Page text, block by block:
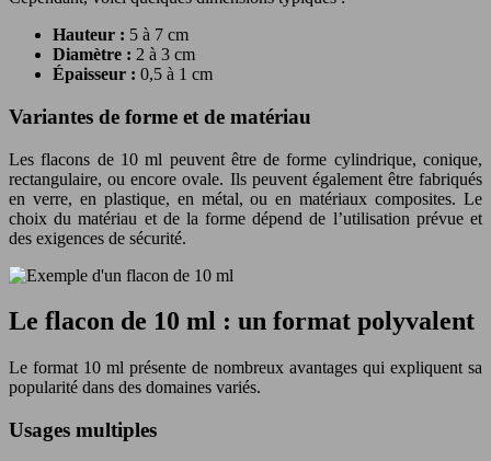
Hauteur : 5 à 7 cm
Diamètre : 2 à 3 cm
Épaisseur : 0,5 à 1 cm
Variantes de forme et de matériau
Les flacons de 10 ml peuvent être de forme cylindrique, conique,
rectangulaire, ou encore ovale. Ils peuvent également être fabriqués
en verre, en plastique, en métal, ou en matériaux composites. Le
choix du matériau et de la forme dépend de l’utilisation prévue et
des exigences de sécurité.
Le flacon de 10 ml : un format polyvalent
Le format 10 ml présente de nombreux avantages qui expliquent sa
popularité dans des domaines variés.
Usages multiples